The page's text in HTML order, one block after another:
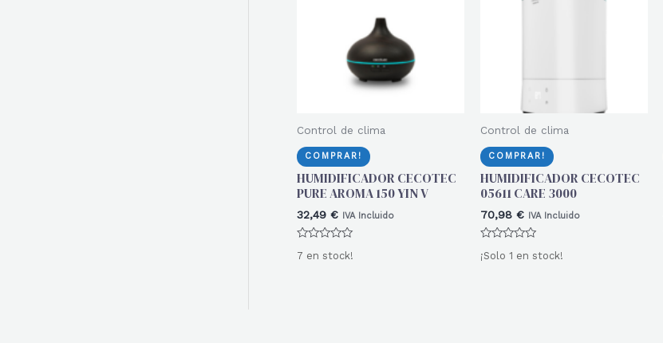
Control de clima
COMPRAR!
HUMIDIFICADOR CECOTEC
PURE AROMA 150 YIN V
32,49 € IVA Incluido
con
7 en stock!
Control de clima
COMPRAR!
HUMIDIFICADOR CECOTEC
05611 CARE 3000
70,98 € IVA Incluido
Valorado
con
¡Solo 1 en stock!